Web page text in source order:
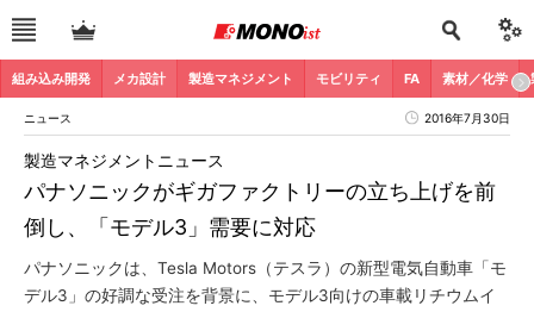
組み込み開発 メカ設計 製造マネジメント モビリティ FA 素材／化学
ニュース 2016年7月30日
パナソニックがギガファクトリーの立ち上げを前
倒し、「モデル3」需要に対応
製造マネジメントニュース
パナソニックは、Tesla Motors（テスラ）の新型電気自動車「モ
デル3」の好調な受注を背景に、モデル3向けの車載リチウムイ